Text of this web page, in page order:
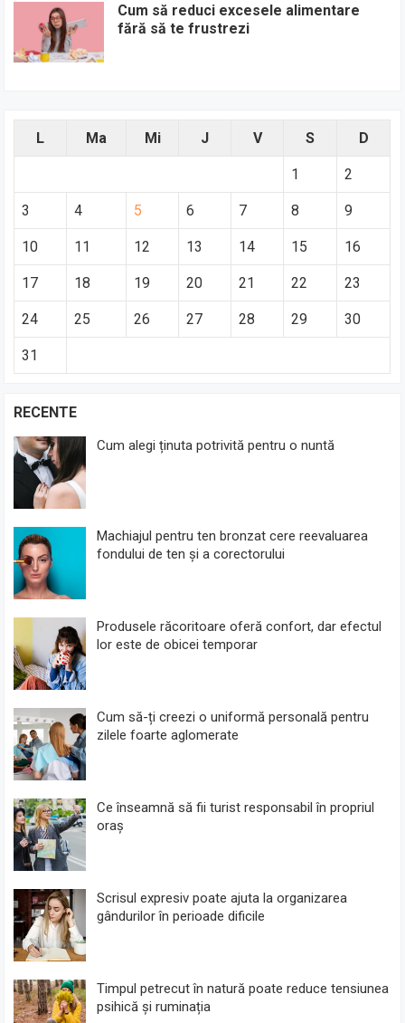
Cum să reduci excesele alimentare
fără să te frustrezi
L Ma Mi J V S D
1 2
3 4 5 6 7 8 9
10 11 12 13 14 15 16
17 18 19 20 21 22 23
24 25 26 27 28 29 30
31
RECENTE
Cum alegi ținuta potrivită pentru o nuntă
Machiajul pentru ten bronzat cere reevaluarea
fondului de ten și a corectorului
Produsele răcoritoare oferă confort, dar efectul
lor este de obicei temporar
Cum să-ți creezi o uniformă personală pentru
zilele foarte aglomerate
Ce înseamnă să fii turist responsabil în propriul
oraș
Scrisul expresiv poate ajuta la organizarea
gândurilor în perioade dificile
Timpul petrecut în natură poate reduce tensiunea
psihică și ruminația